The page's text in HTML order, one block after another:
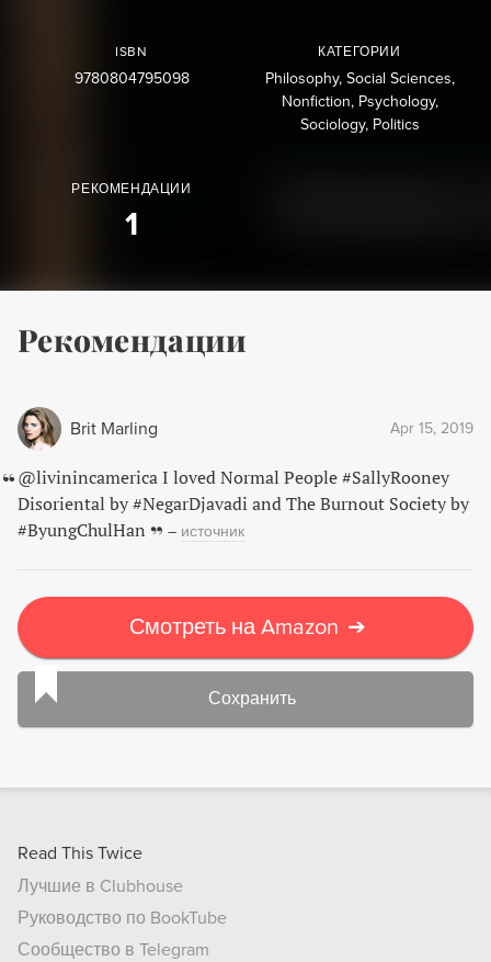
ISBN
9780804795098
КАТЕГОРИИ
Philosophy Social Sciences
Nonfiction Psychology
Sociology Politics
РЕКОМЕНДАЦИИ
1
Рекомендации
Brit Marling Apr 15, 2019
@livinincamerica I loved Normal People #SallyRooney
Disoriental by #NegarDjavadi and The Burnout Society by
#ByungChulHan
– источник
Смотреть на Amazon ➔
Сохранить
Read This Twice
Лучшие в Clubhouse
Руководство по BookTube
Сообщество в Telegram